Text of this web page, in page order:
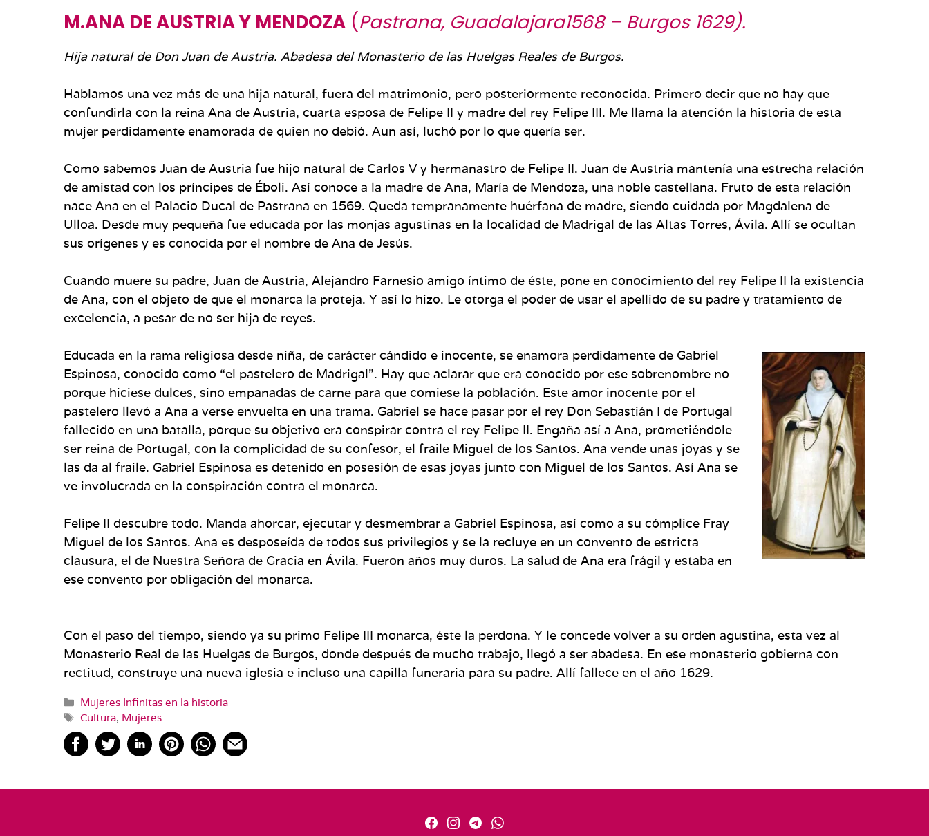
M.ANA DE AUSTRIA Y MENDOZA (Pastrana, Guadalajara1568 – Burgos 1629).
Hija natural de Don Juan de Austria. Abadesa del Monasterio de las Huelgas Reales de Burgos.
Hablamos una vez más de una hija natural, fuera del matrimonio, pero posteriormente reconocida. Primero decir que no hay que
confundirla con la reina Ana de Austria, cuarta esposa de Felipe II y madre del rey Felipe III. Me llama la atención la historia de esta
mujer perdidamente enamorada de quien no debió. Aun así, luchó por lo que quería ser.
Como sabemos Juan de Austria fue hijo natural de Carlos V y hermanastro de Felipe II. Juan de Austria mantenía una estrecha relación
de amistad con los príncipes de Éboli. Así conoce a la madre de Ana, María de Mendoza, una noble castellana. Fruto de esta relación
nace Ana en el Palacio Ducal de Pastrana en 1569. Queda tempranamente huérfana de madre, siendo cuidada por Magdalena de
Ulloa. Desde muy pequeña fue educada por las monjas agustinas en la localidad de Madrigal de las Altas Torres, Ávila. Allí se ocultan
sus orígenes y es conocida por el nombre de Ana de Jesús.
Cuando muere su padre, Juan de Austria, Alejandro Farnesio amigo íntimo de éste, pone en conocimiento del rey Felipe II la existencia
de Ana, con el objeto de que el monarca la proteja. Y así lo hizo. Le otorga el poder de usar el apellido de su padre y tratamiento de
excelencia, a pesar de no ser hija de reyes.
Educada en la rama religiosa desde niña, de carácter cándido e inocente, se enamora perdidamente de Gabriel
Espinosa, conocido como “el pastelero de Madrigal”. Hay que aclarar que era conocido por ese sobrenombre no
porque hiciese dulces, sino empanadas de carne para que comiese la población. Este amor inocente por el
pastelero llevó a Ana a verse envuelta en una trama. Gabriel se hace pasar por el rey Don Sebastián I de Portugal
fallecido en una batalla, porque su objetivo era conspirar contra el rey Felipe II. Engaña así a Ana, prometiéndole
ser reina de Portugal, con la complicidad de su confesor, el fraile Miguel de los Santos. Ana vende unas joyas y se
las da al fraile. Gabriel Espinosa es detenido en posesión de esas joyas junto con Miguel de los Santos. Así Ana se
ve involucrada en la conspiración contra el monarca.
Felipe II descubre todo. Manda ahorcar, ejecutar y desmembrar a Gabriel Espinosa, así como a su cómplice Fray
Miguel de los Santos. Ana es desposeída de todos sus privilegios y se la recluye en un convento de estricta
clausura, el de Nuestra Señora de Gracia en Ávila. Fueron años muy duros. La salud de Ana era frágil y estaba en
ese convento por obligación del monarca.
Con el paso del tiempo, siendo ya su primo Felipe III monarca, éste la perdona. Y le concede volver a su orden agustina, esta vez al
Monasterio Real de las Huelgas de Burgos, donde después de mucho trabajo, llegó a ser abadesa. En ese monasterio gobierna con
rectitud, construye una nueva iglesia e incluso una capilla funeraria para su padre. Allí fallece en el año 1629.
Categorías
Mujeres Infinitas en la historia
Etiquetas
Cultura, Mujeres